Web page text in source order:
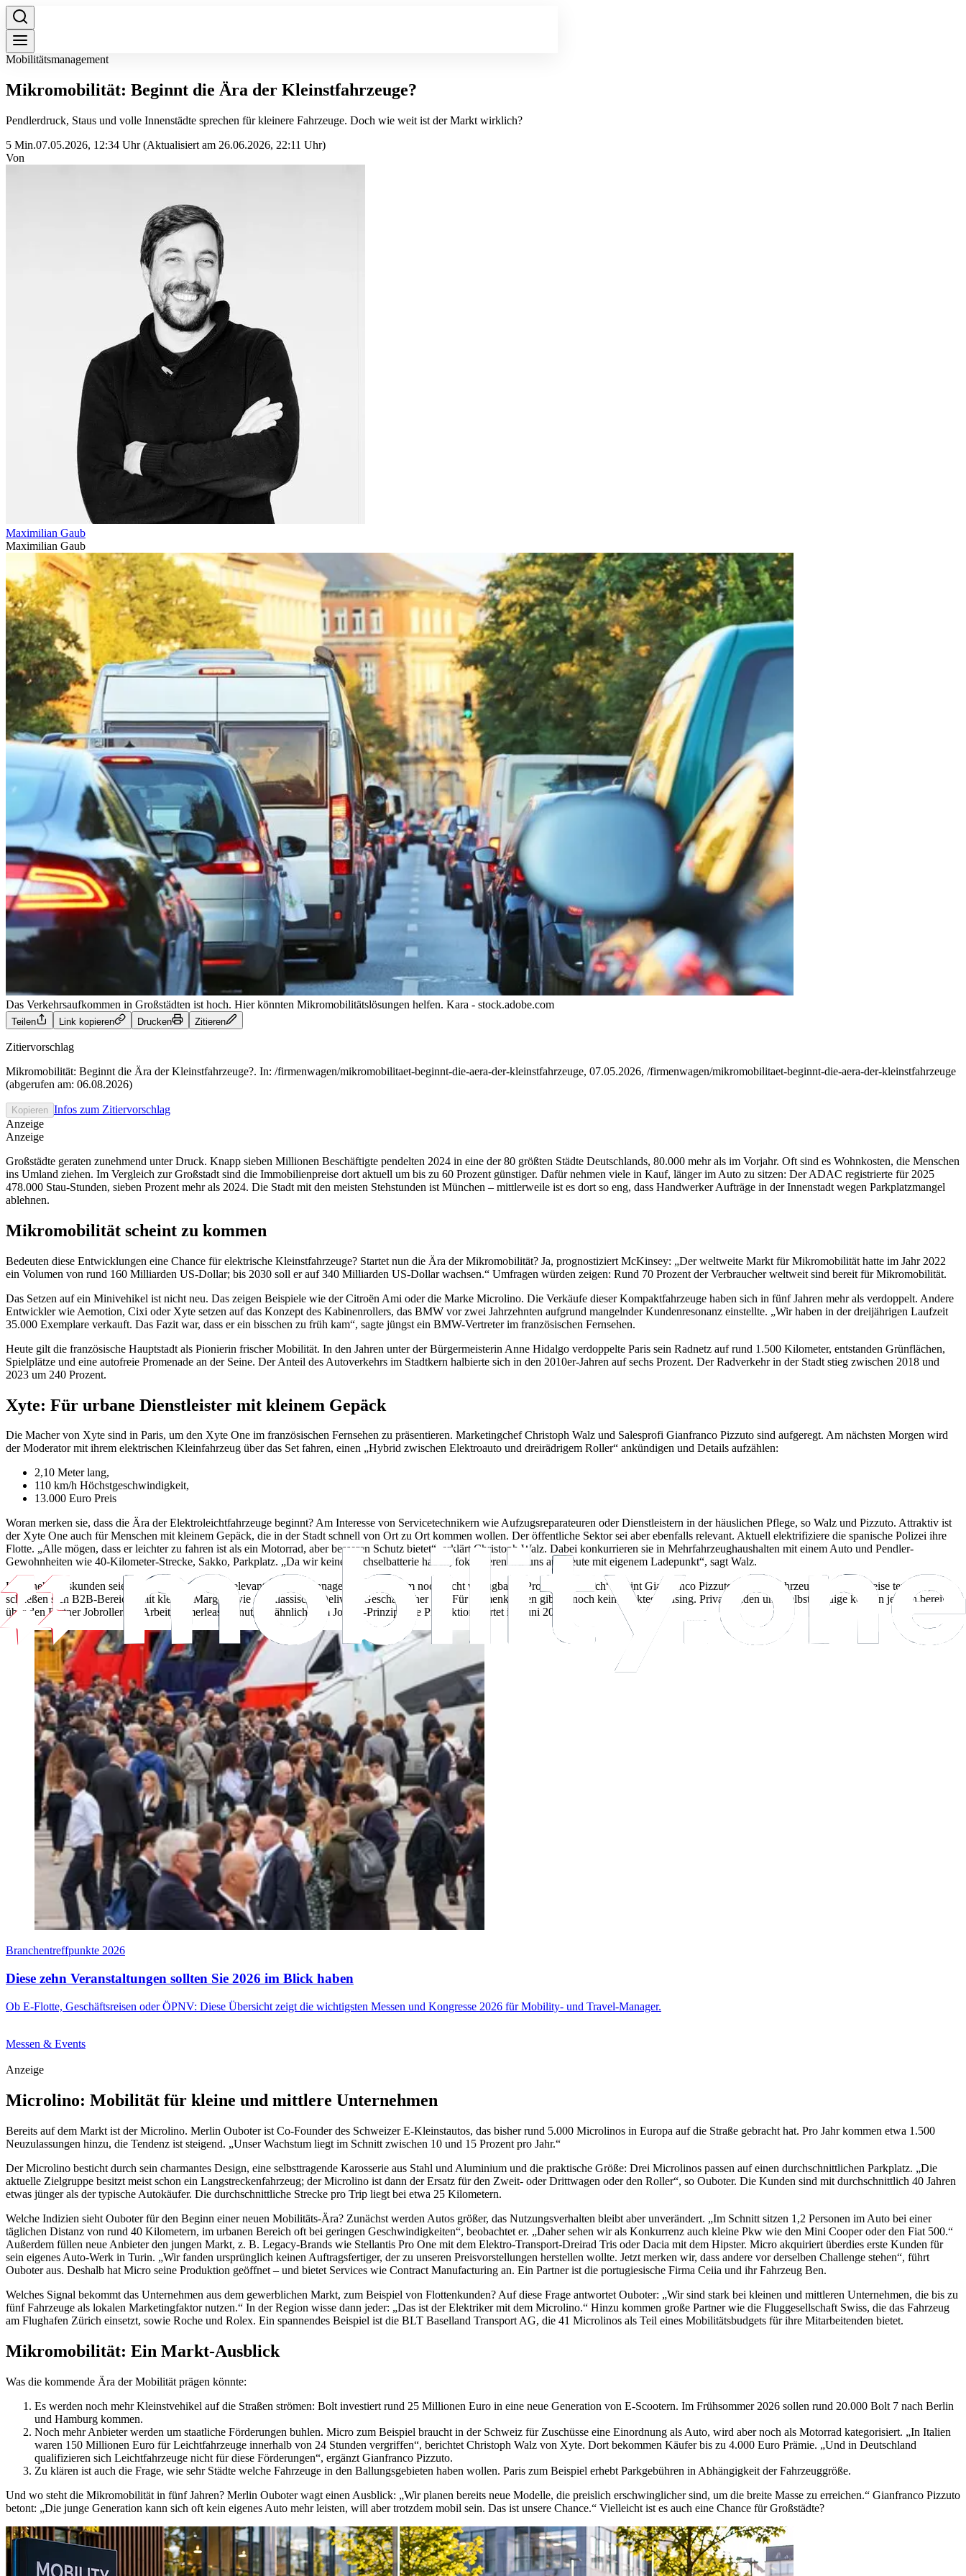
Mobilitätsmanagement
Mikromobilität: Beginnt die Ära der Kleinstfahrzeuge?
Pendlerdruck, Staus und volle Innenstädte sprechen für kleinere Fahrzeuge. Doch wie weit ist der Markt wirklich?
5 Min.07.05.2026, 12:34 Uhr(Aktualisiert am 26.06.2026, 22:11 Uhr)
Von
Maximilian Gaub
Maximilian Gaub
Das Verkehrsaufkommen in Großstädten ist hoch. Hier könnten Mikromobilitätslösungen helfen. Kara - stock.adobe.com
Teilen Link kopieren Drucken Zitieren
Zitiervorschlag
Mikromobilität: Beginnt die Ära der Kleinstfahrzeuge?. In: /firmenwagen/mikromobilitaet-beginnt-die-aera-der-kleinstfahrzeuge, 07.05.2026, /firmenwagen/mikromobilitaet-beginnt-die-aera-der-kleinstfahrzeuge
(abgerufen am: 06.08.2026)
Kopieren Infos zum Zitiervorschlag
Anzeige
Anzeige
Großstädte geraten zunehmend unter Druck. Knapp sieben Millionen Beschäftigte pendelten 2024 in eine der 80 größten Städte Deutschlands, 80.000 mehr als im Vorjahr. Oft sind es Wohnkosten, die Menschen
ins Umland ziehen. Im Vergleich zur Großstadt sind die Immobilienpreise dort aktuell um bis zu 60 Prozent günstiger. Dafür nehmen viele in Kauf, länger im Auto zu sitzen: Der ADAC registrierte für 2025
478.000 Stau-Stunden, sieben Prozent mehr als 2024. Die Stadt mit den meisten Stehstunden ist München – mittlerweile ist es dort so eng, dass Handwerker Aufträge in der Innenstadt wegen Parkplatzmangel
ablehnen.
Mikromobilität scheint zu kommen
Bedeuten diese Entwicklungen eine Chance für elektrische Kleinstfahrzeuge? Startet nun die Ära der Mikromobilität? Ja, prognostiziert McKinsey: „Der weltweite Markt für Mikromobilität hatte im Jahr 2022
ein Volumen von rund 160 Milliarden US-Dollar; bis 2030 soll er auf 340 Milliarden US-Dollar wachsen.“ Umfragen würden zeigen: Rund 70 Prozent der Verbraucher weltweit sind bereit für Mikromobilität.
Das Setzen auf ein Minivehikel ist nicht neu. Das zeigen Beispiele wie der Citroën Ami oder die Marke Microlino. Die Verkäufe dieser Kompaktfahrzeuge haben sich in fünf Jahren mehr als verdoppelt. Andere
Entwickler wie Aemotion, Cixi oder Xyte setzen auf das Konzept des Kabinenrollers, das BMW vor zwei Jahrzehnten aufgrund mangelnder Kundenresonanz einstellte. „Wir haben in der dreijährigen Laufzeit
35.000 Exemplare verkauft. Das Fazit war, dass er ein bisschen zu früh kam“, sagte jüngst ein BMW-Vertreter im französischen Fernsehen.
Heute gilt die französische Hauptstadt als Pionierin frischer Mobilität. In den Jahren unter der Bürgermeisterin Anne Hidalgo verdoppelte Paris sein Radnetz auf rund 1.500 Kilometer, entstanden Grünflächen,
Spielplätze und eine autofreie Promenade an der Seine. Der Anteil des Autoverkehrs im Stadtkern halbierte sich in den 2010er-Jahren auf sechs Prozent. Der Radverkehr in der Stadt stieg zwischen 2018 und
2023 um 240 Prozent.
Xyte: Für urbane Dienstleister mit kleinem Gepäck
Die Macher von Xyte sind in Paris, um den Xyte One im französischen Fernsehen zu präsentieren. Marketingchef Christoph Walz und Salesprofi Gianfranco Pizzuto sind aufgeregt. Am nächsten Morgen wird
der Moderator mit ihrem elektrischen Kleinfahrzeug über das Set fahren, einen „Hybrid zwischen Elektroauto und dreirädrigem Roller“ ankündigen und Details aufzählen:
2,10 Meter lang,
110 km/h Höchstgeschwindigkeit,
13.000 Euro Preis
Woran merken sie, dass die Ära der Elektroleichtfahrzeuge beginnt? Am Interesse von Servicetechnikern wie Aufzugsreparateuren oder Dienstleistern in der häuslichen Pflege, so Walz und Pizzuto. Attraktiv ist
der Xyte One auch für Menschen mit kleinem Gepäck, die in der Stadt schnell von Ort zu Ort kommen wollen. Der öffentliche Sektor sei aber ebenfalls relevant. Aktuell elektrifiziere die spanische Polizei ihre
Flotte. „Alle mögen, dass er leichter zu fahren ist als ein Motorrad, aber besseren Schutz bietet“, erklärt Christoph Walz. Dabei konkurrieren sie in Mehrfahrzeughaushalten mit einem Auto und Pendler-
Gewohnheiten wie 40-Kilometer-Strecke, Sakko, Parkplatz. „Da wir keine Wechselbatterie haben, fokussieren wir uns auf Leute mit eigenem Ladepunkt“, sagt Walz.
Unternehmenskunden seien hingegen noch nicht relevant. „Flottenmanager sind bei einem noch nicht verfügbaren Produkt zögerlich“, meint Gianfranco Pizzuto. Da das Fahrzeug vergleichsweise teuer ist,
schließen sich B2B-Bereiche mit kleinen Margen, wie das klassische Delivery-Geschäft, eher aus. Für Firmenkunden gibt es noch kein direktes Leasing. Privatkunden und Selbstständige können jedoch bereits
über den Partner Jobroller ein Arbeitnehmerleasing nutzen, ähnlich dem Jobrad-Prinzip. Die Produktion startet im Juni 2026.
Branchentreffpunkte 2026
Diese zehn Veranstaltungen sollten Sie 2026 im Blick haben
Ob E-Flotte, Geschäftsreisen oder ÖPNV: Diese Übersicht zeigt die wichtigsten Messen und Kongresse 2026 für Mobility- und Travel-Manager.
Messen & Events
Anzeige
Microlino: Mobilität für kleine und mittlere Unternehmen
Bereits auf dem Markt ist der Microlino. Merlin Ouboter ist Co-Founder des Schweizer E-Kleinstautos, das bisher rund 5.000 Microlinos in Europa auf die Straße gebracht hat. Pro Jahr kommen etwa 1.500
Neuzulassungen hinzu, die Tendenz ist steigend. „Unser Wachstum liegt im Schnitt zwischen 10 und 15 Prozent pro Jahr.“
Der Microlino besticht durch sein charmantes Design, eine selbsttragende Karosserie aus Stahl und Aluminium und die praktische Größe: Drei Microlinos passen auf einen durchschnittlichen Parkplatz. „Die
aktuelle Zielgruppe besitzt meist schon ein Langstreckenfahrzeug; der Microlino ist dann der Ersatz für den Zweit- oder Drittwagen oder den Roller“, so Ouboter. Die Kunden sind mit durchschnittlich 40 Jahren
etwas jünger als der typische Autokäufer. Die durchschnittliche Strecke pro Trip liegt bei etwa 25 Kilometern.
Welche Indizien sieht Ouboter für den Beginn einer neuen Mobilitäts-Ära? Zunächst werden Autos größer, das Nutzungsverhalten bleibt aber unverändert. „Im Schnitt sitzen 1,2 Personen im Auto bei einer
täglichen Distanz von rund 40 Kilometern, im urbanen Bereich oft bei geringen Geschwindigkeiten“, beobachtet er. „Daher sehen wir als Konkurrenz auch kleine Pkw wie den Mini Cooper oder den Fiat 500.“
Außerdem füllen neue Anbieter den jungen Markt, z. B. Legacy-Brands wie Stellantis Pro One mit dem Elektro-Transport-Dreirad Tris oder Dacia mit dem Hipster. Micro akquiriert überdies erste Kunden für
sein eigenes Auto-Werk in Turin. „Wir fanden ursprünglich keinen Auftragsfertiger, der zu unseren Preisvorstellungen herstellen wollte. Jetzt merken wir, dass andere vor derselben Challenge stehen“, führt
Ouboter aus. Deshalb hat Micro seine Produktion geöffnet – und bietet Services wie Contract Manufacturing an. Ein Partner ist die portugiesische Firma Ceiia und ihr Fahrzeug Ben.
Welches Signal bekommt das Unternehmen aus dem gewerblichen Markt, zum Beispiel von Flottenkunden? Auf diese Frage antwortet Ouboter: „Wir sind stark bei kleinen und mittleren Unternehmen, die bis zu
fünf Fahrzeuge als lokalen Marketingfaktor nutzen.“ In der Region wisse dann jeder: „Das ist der Elektriker mit dem Microlino.“ Hinzu kommen große Partner wie die Fluggesellschaft Swiss, die das Fahrzeug
am Flughafen Zürich einsetzt, sowie Roche und Rolex. Ein spannendes Beispiel ist die BLT Baselland Transport AG, die 41 Microlinos als Teil eines Mobilitätsbudgets für ihre Mitarbeitenden bietet.
Mikromobilität: Ein Markt-Ausblick
Was die kommende Ära der Mobilität prägen könnte:
Es werden noch mehr Kleinstvehikel auf die Straßen strömen: Bolt investiert rund 25 Millionen Euro in eine neue Generation von E-Scootern. Im Frühsommer 2026 sollen rund 20.000 Bolt 7 nach Berlin
und Hamburg kommen.
Noch mehr Anbieter werden um staatliche Förderungen buhlen. Micro zum Beispiel braucht in der Schweiz für Zuschüsse eine Einordnung als Auto, wird aber noch als Motorrad kategorisiert. „In Italien
waren 150 Millionen Euro für Leichtfahrzeuge innerhalb von 24 Stunden vergriffen“, berichtet Christoph Walz von Xyte. Dort bekommen Käufer bis zu 4.000 Euro Prämie. „Und in Deutschland
qualifizieren sich Leichtfahrzeuge nicht für diese Förderungen“, ergänzt Gianfranco Pizzuto.
Zu klären ist auch die Frage, wie sehr Städte welche Fahrzeuge in den Ballungsgebieten haben wollen. Paris zum Beispiel erhebt Parkgebühren in Abhängigkeit der Fahrzeuggröße.
Und wo steht die Mikromobilität in fünf Jahren? Merlin Ouboter wagt einen Ausblick: „Wir planen bereits neue Modelle, die preislich erschwinglicher sind, um die breite Masse zu erreichen.“ Gianfranco Pizzuto
betont: „Die junge Generation kann sich oft kein eigenes Auto mehr leisten, will aber trotzdem mobil sein. Das ist unsere Chance.“ Vielleicht ist es auch eine Chance für Großstädte?